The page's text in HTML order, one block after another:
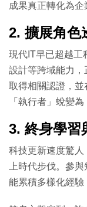
成果真正轉化為企
2. 擴展角色
現代IT早已超越工
設計等跨域能力
取得相關認證，
「執行者」蛻變
3. 終身學習
科技更新速度驚
上時代步伐。參
能累積多樣化經驗